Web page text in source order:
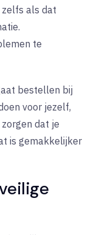
zelfs als dat
te
bestellen bij
voor jezelf,
dat je
is gemakkelijker